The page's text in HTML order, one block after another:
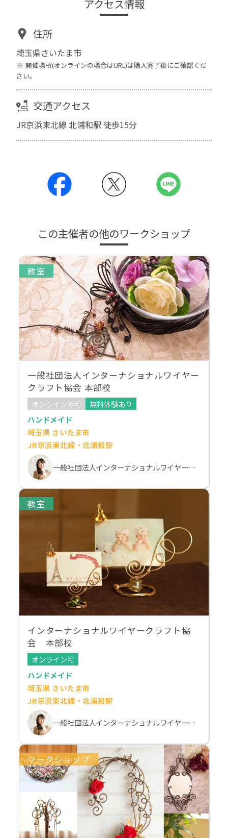
アクセス情報
住所
埼玉県さいたま市
開催場所(オンラインの場合はURL)は購入完了後にご確認くだ
さい。
交通アクセス
JR京浜東北線 北浦和駅 徒歩15分
この主催者の他のワークショップ
教室
一般社団法人インターナショナルワイヤー
クラフト協会 本部校
オンライン不可
無料体験あり
ハンドメイド
埼玉県 さいたま市
JR京浜東北線・北浦和駅
一般社団法人インターナショナルワイヤークラフト協会（IWA-wire） 本部校
教室
インターナショナルワイヤークラフト協
会 本部校
オンライン可
ハンドメイド
埼玉県 さいたま市
JR京浜東北線・北浦和駅
一般社団法人インターナショナルワイヤークラフト協会（IWA-wire） 本部校
ワークショップ